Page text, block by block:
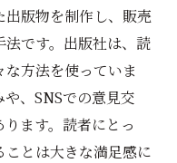
版物を制作し、販売
法です。出版社は、読
方法を使っていま
、SNSでの意見交
ます。読者にとっ
とは大きな満足感に